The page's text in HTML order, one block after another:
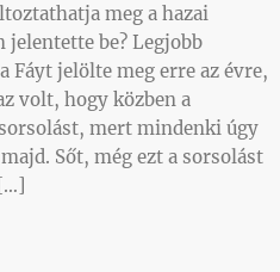
meg a hazai
jelentette be? Legjobb
Fáyt jelölte meg erre az évre,
volt, hogy közben a
mert mindenki úgy
Sőt, még ezt a sorsolást